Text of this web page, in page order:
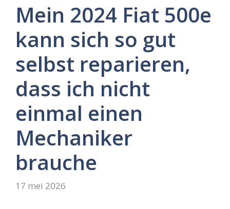
Mein 2024 Fiat 500e
kann sich so gut
selbst reparieren,
dass ich nicht
einmal einen
Mechaniker
brauche
17 mei 2026